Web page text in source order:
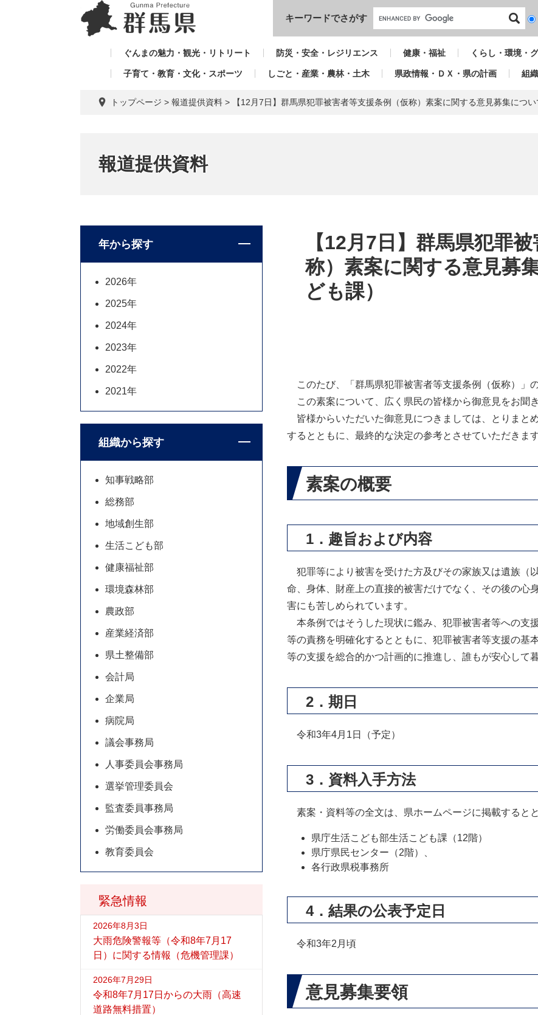
本文へ
キーワードでさがす
検
対
ぐんまの魅力・観光・リトリート 防災・安全・レジリエンス 健康・福祉 くらし・環境・
子育て・教育・文化・スポーツ しごと・産業・農林・土木 県政情報・ＤＸ・県の計画 組
トップページ > 報道提供資料 > 【12月7日】群馬県犯罪被害者等支援条例（仮称）素案に関する意見募集につい
報道提供資料
【12月7日】群馬県犯罪
称）素案に関する意見募
ども課）
このたび、「群馬県犯罪被害者等支援条例（仮称）」
この素案について、広く県民の皆様から御意見をお聞
皆様からいただいた御意見につきましては、とりまと
するとともに、最終的な決定の参考とさせていただきます
素案の概要
1．趣旨および内容
犯罪等により被害を受けた方及びその家族又は遺族（
命、身体、財産上の直接的被害だけでなく、その後の心
害にも苦しめられています。
本条例ではそうした現状に鑑み、犯罪被害者等への支
等の責務を明確化するとともに、犯罪被害者等支援の基
等の支援を総合的かつ計画的に推進し、誰もが安心して
2．期日
令和3年4月1日（予定）
3．資料入手方法
素案・資料等の全文は、県ホームページに掲載すると
県庁生活こども部生活こども課（12階）
県庁県民センター（2階）、
各行政県税事務所
4．結果の公表予定日
令和3年2月頃
意見募集要領
緊急情報
2026年8月3日
大雨危険警報等（令和8年7月17
日）に関する情報（危機管理課）
2026年7月29日
令和8年7月17日からの大雨（高速
道路無料措置）
年から探す
2026年
2025年
2024年
2023年
2022年
2021年
組織から探す
知事戦略部
総務部
地域創生部
生活こども部
健康福祉部
環境森林部
農政部
産業経済部
県土整備部
会計局
企業局
病院局
議会事務局
人事委員会事務局
選挙管理委員会
監査委員事務局
労働委員会事務局
教育委員会